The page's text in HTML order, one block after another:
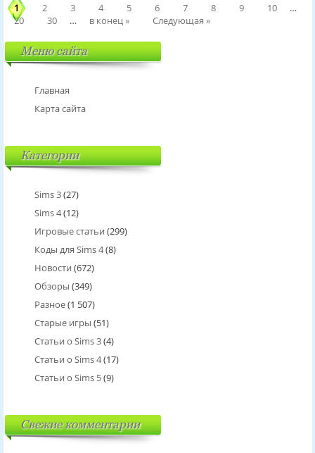
1 2 3 4 5 6 7 8 9 10
…
20
30 … в конец » Следующая »
Меню сайта
Главная
Карта сайта
Категории
Sims 3(27)
Sims 4(12)
Игровые статьи (299)
Коды для Sims 4(8)
Новости (672)
Обзоры (349)
Разное(1 507)
Старые игры (51)
Статьи о Sims 3(4)
Статьи о Sims 4(17)
Статьи о Sims 5(9)
Свежие комментарии